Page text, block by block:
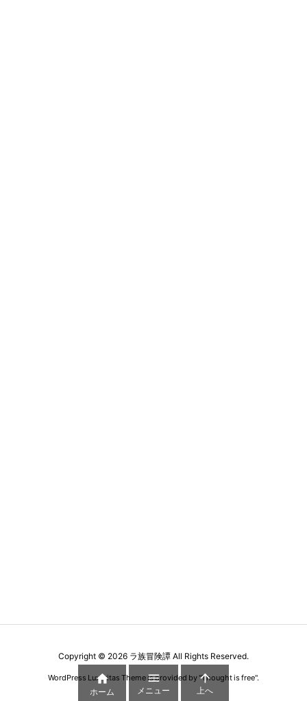
Copyright © 2026 ラ族冒険譚 All Rights Reserved.
WordPress Luxeritas Theme is provided by "Thought is free".

ホーム

メニュー

上へ